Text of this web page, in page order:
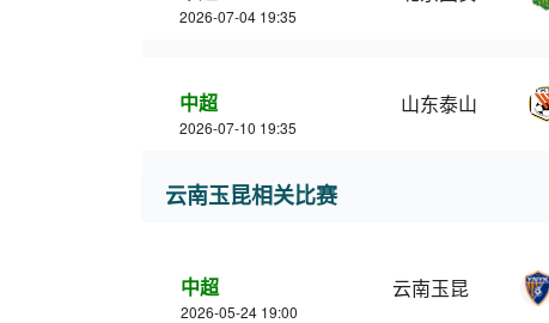
2026-07-04 19:35
中超
2026-07-10 19:35
山东泰山
云南玉昆相关比赛
中超
2026-05-24 19:00
云南玉昆